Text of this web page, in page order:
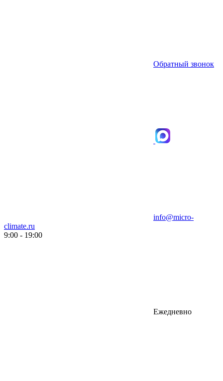
Обратный звонок
info@micro-
climate.ru
9:00 - 19:00
Ежедневно